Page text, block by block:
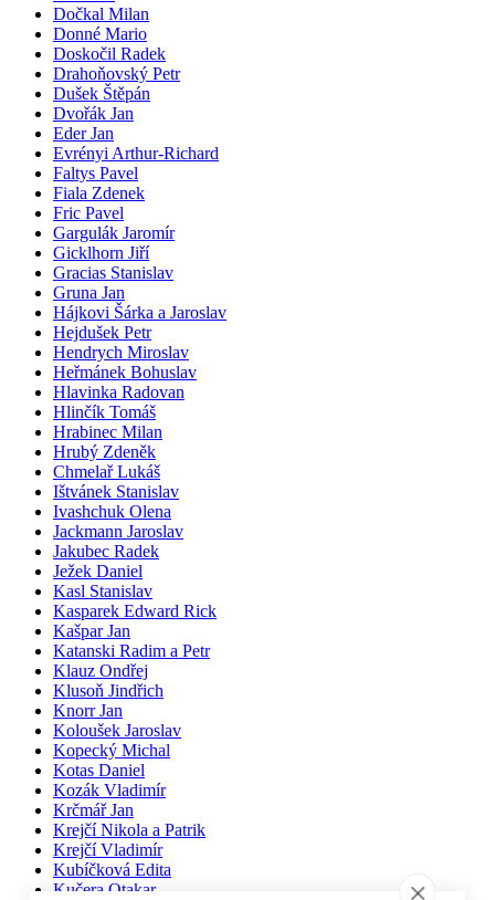
Dočkal Milan
Donné Mario
Doskočil Radek
Drahoňovský Petr
Dušek Štěpán
Dvořák Jan
Eder Jan
Evrényi Arthur-Richard
Faltys Pavel
Fiala Zdenek
Fric Pavel
Gargulák Jaromír
Gicklhorn Jiří
Gracias Stanislav
Gruna Jan
Hájkovi Šárka a Jaroslav
Hejdušek Petr
Hendrych Miroslav
Heřmánek Bohuslav
Hlavinka Radovan
Hlinčík Tomáš
Hrabinec Milan
Hrubý Zdeněk
Chmelař Lukáš
Ištvánek Stanislav
Ivashchuk Olena
Jackmann Jaroslav
Jakubec Radek
Ježek Daniel
Kasl Stanislav
Kasparek Edward Rick
Kašpar Jan
Katanski Radim a Petr
Klauz Ondřej
Klusoň Jindřich
Knorr Jan
Koloušek Jaroslav
Kopecký Michal
Kotas Daniel
Kozák Vladimír
Krčmář Jan
Krejčí Nikola a Patrik
Krejčí Vladimír
Kubíčková Edita
Kučera Otakar